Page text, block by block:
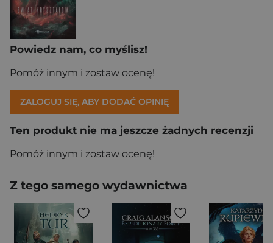
Powiedz nam, co myślisz!
Pomóż innym i zostaw ocenę!
ZALOGUJ SIĘ, ABY DODAĆ OPINIĘ
Ten produkt nie ma jeszcze żadnych recenzji
Pomóż innym i zostaw ocenę!
Z tego samego wydawnictwa